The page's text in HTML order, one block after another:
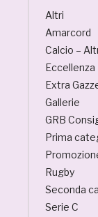
Altri
Amarcord
Calcio –
Eccellenza
Extra
Gallerie
GRB
Prima
Rugby
Seconda
Serie C